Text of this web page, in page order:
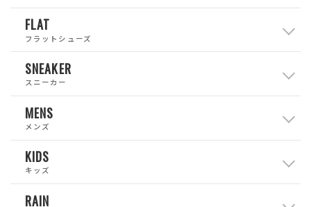
FLAT
フラットシューズ
SNEAKER
スニーカー
MENS
メンズ
KIDS
キッズ
RAIN